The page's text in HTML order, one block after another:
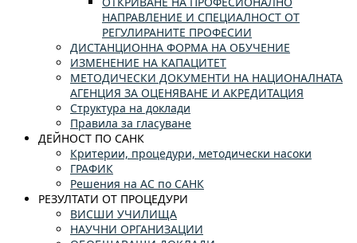
НАПРАВЛЕНИЕ И СПЕЦИАЛНОСТ ОТ
РЕГУЛИРАНИТЕ ПРОФЕСИИ
ДИСТАНЦИОННА ФОРМА НА ОБУЧЕНИЕ
ИЗМЕНЕНИЕ НА КАПАЦИТЕТ
МЕТОДИЧЕСКИ ДОКУМЕНТИ НА НАЦИОНАЛНАТА
АГЕНЦИЯ ЗА ОЦЕНЯВАНЕ И АКРЕДИТАЦИЯ
Структура на доклади
Правила за гласуване
ДЕЙНОСТ ПО САНК
Критерии, процедури, методически насоки
ГРАФИК
Решения на АС по САНК
РЕЗУЛТАТИ ОТ ПРОЦЕДУРИ
ВИСШИ УЧИЛИЩА
НАУЧНИ ОРГАНИЗАЦИИ